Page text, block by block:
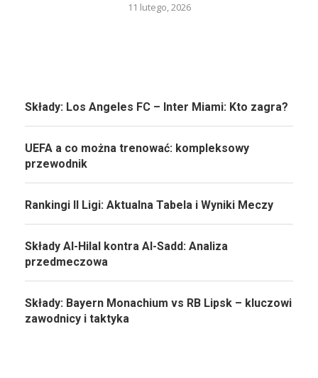
11 lutego, 2026
Składy: Los Angeles FC – Inter Miami: Kto zagra?
UEFA a co można trenować: kompleksowy
przewodnik
Rankingi II Ligi: Aktualna Tabela i Wyniki Meczy
Składy Al-Hilal kontra Al-Sadd: Analiza
przedmeczowa
Składy: Bayern Monachium vs RB Lipsk – kluczowi
zawodnicy i taktyka